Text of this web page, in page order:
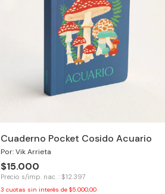
Cuaderno Pocket Cosido Acuario
Por: Vik Arrieta
$15.000
Precio s/imp. nac. : $12.397
3 cuotas sin interés de $5.000,00